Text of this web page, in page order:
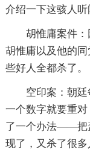
介绍一下这骇人听
胡惟庸案件
胡惟庸以及他的
些好人全都杀了。
空印案：朝
一个数字就要重
了一个办法——把
现了，又杀了很多